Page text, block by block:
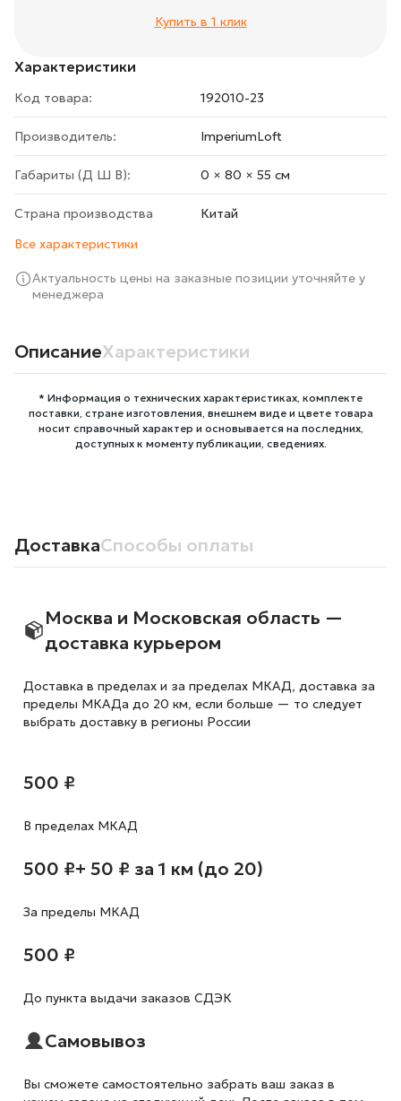
Характеристики
Код товара: 192010-23
Производитель: ImperiumLoft
Габариты (Д Ш В): 0 × 80 × 55 cм
Страна производства
Китай
Все характеристики
Актуальность цены на заказные позиции уточняйте у
менеджера
Купить в 1 клик
ОписаниеХарактеристики
* Информация о технических характеристиках, комплекте
поставки, стране изготовления, внешнем виде и цвете товара
носит справочный характер и основывается на последних,
доступных к моменту публикации, сведениях.
ДоставкаСпособы оплаты
Москва и Московская область —
доставка курьером
Доставка в пределах и за пределах МКАД, доставка за
пределы МКАДа до 20 км, если больше — то следует
выбрать доставку в регионы России
500 ₽
В пределах МКАД
500 ₽+ 50 ₽ за 1 км (до 20)
За пределы МКАД
500 ₽
До пункта выдачи заказов СДЭК
Самовывоз
Вы сможете самостоятельно забрать ваш заказ в